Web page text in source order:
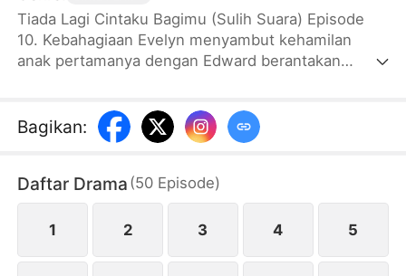
Tiada Lagi Cintaku Bagimu (Sulih Suara) Episode
10. Kebahagiaan Evelyn menyambut kehamilan
anak pertamanya dengan Edward berantakan
Edward, Evelyn keguguran. Sakit hati, Evelyn
menerima tawaran sahabat dekatnya Aarin untuk
Edward yang akhirnya menyadari ulah Daisy berniat
menjauh dan berusaha kembali merebut Evelyn
walau nyawa taruhannya…
Bagikan:
Daftar Drama (50 Episode)
1 2 3 4 5